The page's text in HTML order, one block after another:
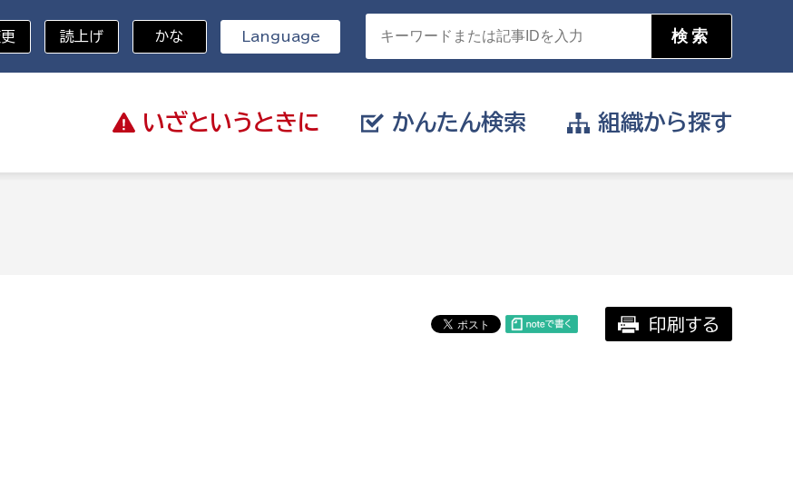
いざと いうときに かんたん検索
届け出や申請をしたい
組織から探す
読上げ かな Language
印刷する